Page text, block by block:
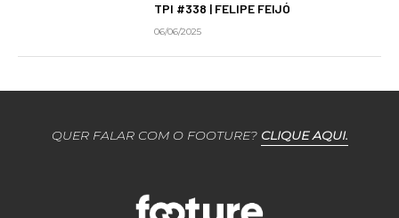
TPI #338 | FELIPE FEIJÓ
06/06/2025
QUER FALAR COM O FOOTURE? CLIQUE AQUI.